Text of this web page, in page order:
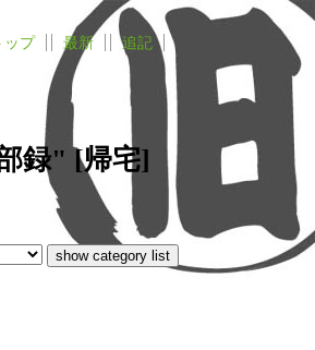
ップ 最新 追記
録" [帰宅]